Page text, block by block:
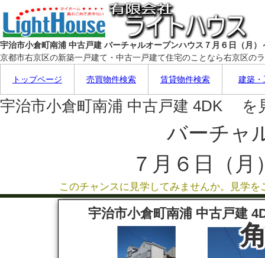
宇治市小倉町南浦 中古戸建 バーチャルオープンハウス７月６日（月）
京都市右京区の新築一戸建て・中古一戸建て住宅のことなら右京区の
トップページ 売買物件検索 賃貸物件検索 建築・
宇治市小倉町南浦 中古戸建 4DK を
バーチャ
７月６日（
このチャンスに見学してみませんか。見学
宇治市小倉町南浦 中古戸建